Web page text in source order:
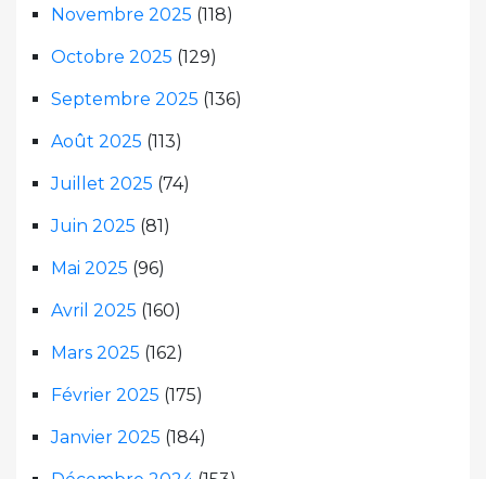
Novembre 2025 (118)
Octobre 2025 (129)
Septembre 2025 (136)
Août 2025 (113)
Juillet 2025 (74)
Juin 2025 (81)
Mai 2025 (96)
Avril 2025 (160)
Mars 2025 (162)
Février 2025 (175)
Janvier 2025 (184)